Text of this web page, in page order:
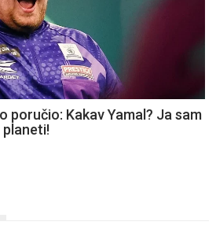
poručio: Kakav Yamal? Ja sam